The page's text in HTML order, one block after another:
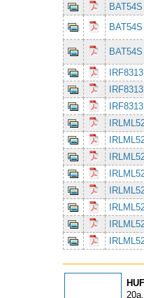
BAT54S
BAT54S
BAT54S